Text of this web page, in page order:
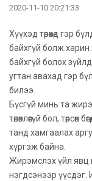
2020-11-10 20:21:33
Хүүхэд төрөхөд гэр
байхгүй болж
байхгүй болох
угтан авахад гэр
билээ.
Бүсгүй минь та
төлөвлөөгүй бол, төрсөн
танд хамгаалах
хүргэж байна.
Жирэмслэх үйл явц
нэгдсэнээр